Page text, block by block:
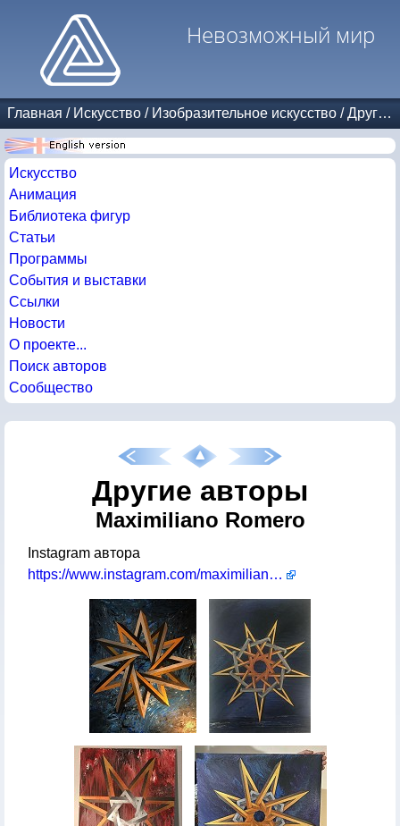
Невозможный мир
Главная / Искусство / Изобразительное искусство /Другие авторы
Искусство
Анимация
Библиотека фигур
Статьи
Программы
События и выставки
Ссылки
Новости
О проекте...
Поиск авторов
Сообщество
Другие авторы
Maximiliano Romero
Instagram автора
https://www.instagram.com/maximilianor.art